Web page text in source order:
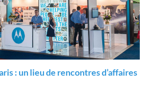
: un lieu de rencontres d’affaires